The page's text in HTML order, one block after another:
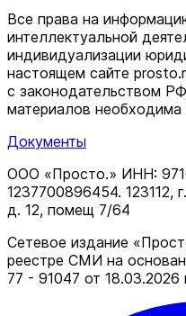
Все права на
интеллектуальной
индивидуализации
настоящем сайте
c законодательством
материалов необходима
Документы
ООО «Просто.» ИНН:
1237700896454. 123112,
д. 12, помещ 7/64
Сетевое издание
реестре СМИ на
77 - 91047 от 18.03.2026